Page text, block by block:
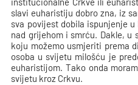
slavi euharistiju dobro zna, iz
sva povijest dobila ispunjenje
nad grijehom i smrću. Dakle,
koju možemo usmjeriti prema
osoba u svijetu milošću je
euharistijom. Tako onda
svijetu kroz Crkvu.